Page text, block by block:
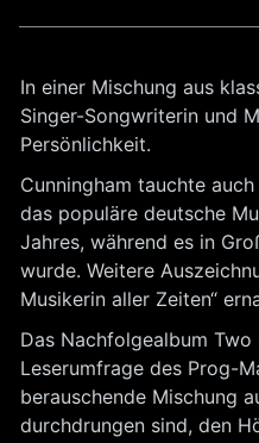
In einer Mischung aus
Singer-Songwriterin und
Persönlichkeit.
Cunningham tauchte
das populäre deutsche
Jahres, während es in
wurde. Weitere
Musikerin aller Zeiten“
Das Nachfolgealbum
Leserumfrage des Prog-
berauschende Mischung
durchdrungen sind, den